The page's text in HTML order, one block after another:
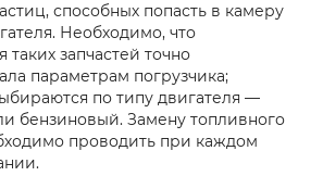
способных попасть в камеру
Необходимо, что
таких запчастей точно
параметрам погрузчика;
по типу двигателя —
бензиновый. Замену топливного
проводить при каждом